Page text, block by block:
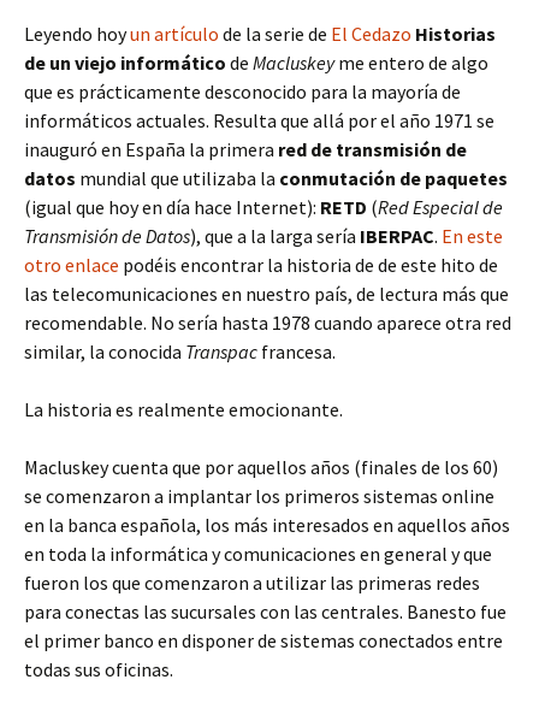
Leyendo hoyun artículo de la serie de El Cedazo Historias
de un viejo informático de Macluskeyme entero de algo
que es prácticamente desconocido para la mayoría de
informáticos actuales. Resulta que allá por el año 1971 se
inauguró en España la primera red de transmisión de
datos mundial que utilizaba la conmutación de paquetes
(igual que hoy en día hace Internet): RETD (Red Especial de
Transmisión de Datos), que a la larga sería IBERPAC. En este
otro enlace podéis encontrar la historia de de este hito de
las telecomunicaciones en nuestro país, de lectura más que
recomendable. No sería hasta 1978 cuando aparece otra red
similar, la conocida Transpac francesa.
La historia es realmente emocionante.
Macluskey cuenta que por aquellos años (finales de los 60)
se comenzaron a implantar los primeros sistemas online
en la banca española, los más interesados en aquellos años
en toda la informática y comunicaciones en general y que
fueron los que comenzaron a utilizar las primeras redes
para conectas las sucursales con las centrales. Banesto fue
el primer banco en disponer de sistemas conectados entre
todas sus oficinas.